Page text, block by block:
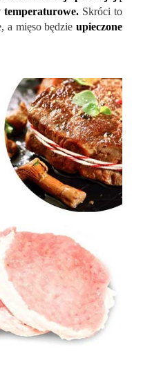
temperaturowe. Skróci to
a mięso będzie upieczone